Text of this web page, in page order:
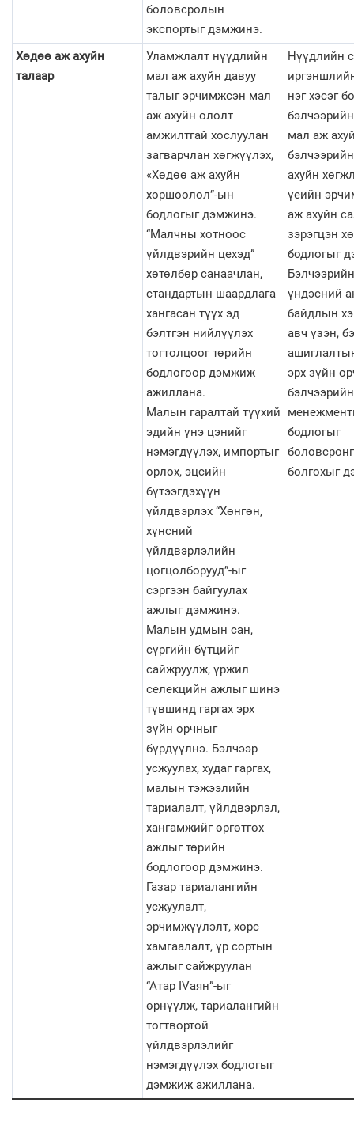
боловсролын
экспортыг дэмжинэ.
Хөдөө аж ахуйн
талаар
Уламжлалт нүүдлийн
мал аж ахуйн давуу
талыг эрчимжсэн мал
аж ахуйн ололт
амжилтгай хослуулан
загварчлан хөгжүүлэх,
«Хөдөө аж ахуйн
хоршоолол”-ын
бодлогыг дэмжинэ.
“Малчны хотноос
үйлдвэрийн цехэд”
хөтөлбөр санаачлан,
стандартын шаардлага
хангасан түүх эд
бэлтгэн нийлүүлэх
тогтолцоог төрийн
бодлогоор дэмжиж
ажиллана.
Малын гаралтай түүхий
эдийн үнэ цэнийг
нэмэгдүүлэх, импортыг
орлох, эцсийн
бүтээгдэхүүн
үйлдвэрлэх “Хөнгөн,
хүнсний
үйлдвэрлэлийн
цогцолборууд”-ыг
сэргээн байгуулах
ажлыг дэмжинэ.
Малын удмын сан,
сүргийн бүтцийг
сайжруулж, үржил
селекцийн ажлыг шинэ
түвшинд гаргах эрх
зүйн орчныг
бүрдүүлнэ. Бэлчээр
усжуулах, худаг гаргах,
малын тэжээлийн
тариалалт, үйлдвэрлэл,
хангамжийг өргөтгөх
ажлыг төрийн
бодлогоор дэмжинэ.
Газар тариалангийн
усжуулалт,
эрчимжүүлэлт, хөрс
хамгаалалт, үр сортын
ажлыг сайжруулан
“Атар IVаян”-ыг
өрнүүлж, тариалангийн
тогтвортой
үйлдвэрлэлийг
нэмэгдүүлэх бодлогыг
дэмжиж ажиллана.
Нүүдлийн
нэг хэсэг
мал аж
ахуйн
үеийн
аж ахуйн
зэрэгцэн
бодлогыг
үндэсний
байдлын
авч үзэн,
эрх зүйн
бодлогыг
болгохыг